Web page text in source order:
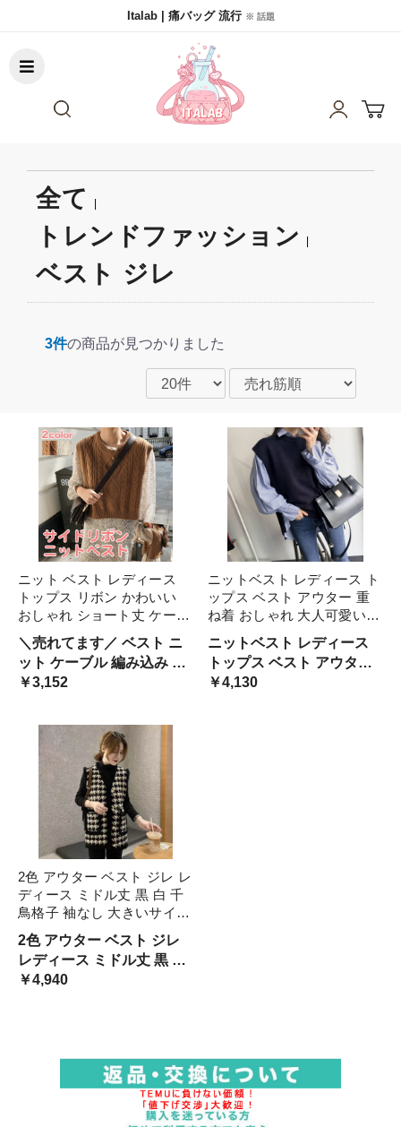
Italab | 痛バッグ 流行 ※ 話題
全て
トレンドファッション
ベスト ジレ
3件の商品が見つかりました
ニット ベスト レディース
トップス リボン かわいい
おしゃれ ショート丈 ケーブ
ルニット レトロ ラフ ノー
スリーブ 重ね着 可愛い カ
ジュアル ナチュラル 韓国
通学 学生 ブラウ ファッシ
＼売れてます／ ベスト ニ
ット ケーブル 編み込み サ
イドリボン かわいい カジ
茶色 ブラウン ニットベス
ト トップス レトロ 韓国 お
揃い 双子
￥3,152
ニットベスト レディース ト
ップス ベスト アウター 重
ね着 おしゃれ 大人可愛い
カジュアル 着回し コーデ
ネイビー ラウンドネック ノ
ースリーブ チョッキ リブ
可愛い 大きいサイズ X リボ
ニットベスト レディース
トップス ベスト アウター
重ね着 おしゃれ 大人可愛
￥4,130
2色 アウター ベスト ジレ レ
ディース ミドル丈 黒 白 千
鳥格子 袖なし 大きいサイズ
可愛い 大人可愛い かっこい
い チェック柄 モノトーン
おしゃれ きれいめ カジュア
ル S L XL 2 Ｍ
2色 アウター ベスト ジレ
レディース ミドル丈 黒 白
千鳥格子 袖なし 大きいサ
￥4,940